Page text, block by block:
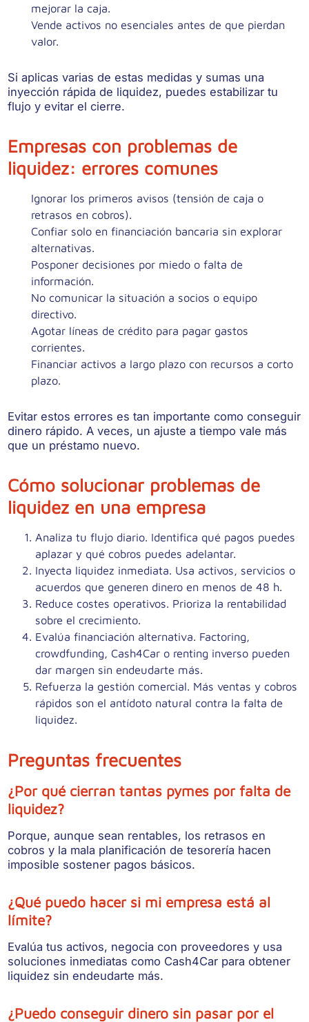
mejorar la caja.
Vende activos no esenciales antes de que pierdan
valor.
Si aplicas varias de estas medidas y sumas una
inyección rápida de liquidez, puedes estabilizar tu
flujo y evitar el cierre.
Empresas con problemas de
liquidez: errores comunes
Ignorar los primeros avisos (tensión de caja o
retrasos en cobros).
Confiar solo en financiación bancaria sin explorar
alternativas.
Posponer decisiones por miedo o falta de
información.
No comunicar la situación a socios o equipo
directivo.
Agotar líneas de crédito para pagar gastos
corrientes.
Financiar activos a largo plazo con recursos a corto
plazo.
Evitar estos errores es tan importante como conseguir
dinero rápido. A veces, un ajuste a tiempo vale más
que un préstamo nuevo.
Cómo solucionar problemas de
liquidez en una empresa
Analiza tu flujo diario. Identifica qué pagos puedes
aplazar y qué cobros puedes adelantar.
Inyecta liquidez inmediata. Usa activos, servicios o
acuerdos que generen dinero en menos de 48 h.
Reduce costes operativos. Prioriza la rentabilidad
sobre el crecimiento.
Evalúa financiación alternativa. Factoring,
crowdfunding, Cash4Car o renting inverso pueden
dar margen sin endeudarte más.
Refuerza la gestión comercial. Más ventas y cobros
rápidos son el antídoto natural contra la falta de
liquidez.
Preguntas frecuentes
¿Por qué cierran tantas pymes por falta de
liquidez?
Porque, aunque sean rentables, los retrasos en
cobros y la mala planificación de tesorería hacen
imposible sostener pagos básicos.
¿Qué puedo hacer si mi empresa está al
límite?
Evalúa tus activos, negocia con proveedores y usa
soluciones inmediatas como Cash4Car para obtener
liquidez sin endeudarte más.
¿Puedo conseguir dinero sin pasar por el